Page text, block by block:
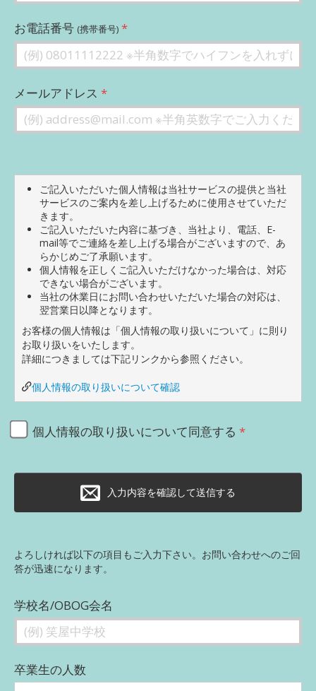
お電話番号 (携帯番号)
メールアドレス
ご記入いただいた個人情報は当社サービスの提供と当社
サービスのご案内を差し上げるために使用させていただ
きます。
ご記入いただいた内容に基づき、当社より、電話、E-
mail等でご連絡を差し上げる場合がございますので、あ
らかじめご了承願います。
個人情報を正しくご記入いただけなかった場合は、対応
できない場合がございます。
当社の休業日にお問い合わせいただいた場合の対応は、
翌営業日以降となります。
お客様の個人情報は「個人情報の取り扱いについて」に則り
お取り扱いをいたします。
詳細につきましては下記リンクから参照ください。
個人情報の取り扱いについて確認
個人情報の取り扱いについて同意する
入力内容を確認して送信する
よろしければ以下の項目もご入力下さい。お問い合わせへのご回
答が迅速になります。
学校名/OBOG会名
卒業生の人数